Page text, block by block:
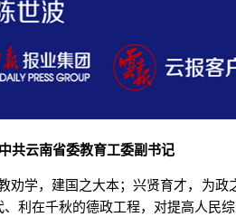
共云南省委教育工委副书记
学，建国之大本；兴贤育才，为政
利在千秋的德政工程，对提高人民